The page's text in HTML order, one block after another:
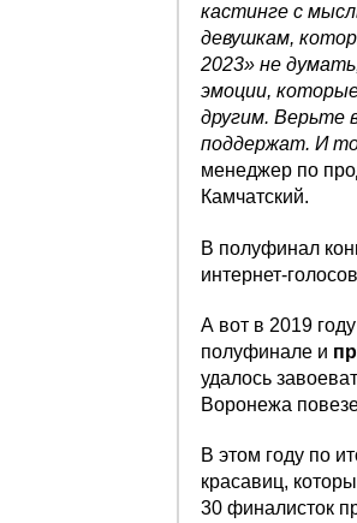
кастинге с
девушкам,
2023» не
эмоции,
другим. Верьте
поддержат. И
менеджер по
Камчатский.
В полуфинал
интернет-
А вот в 2019 году
полуфинале и
удалось
Воронежа
В этом году по
красавиц,
30 финалисток